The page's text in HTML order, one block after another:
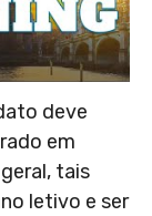
deve
em
tais
letivo e ser